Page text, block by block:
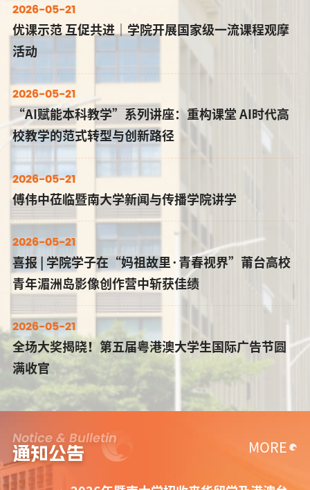
2026-05-21
优课示范 互促共进｜学院开展国家级一流课程观摩
活动
2026-05-21
“AI赋能本科教学”系列讲座：重构课堂 AI时代高
校教学的范式转型与创新路径
2026-05-21
傅伟中莅临暨南大学新闻与传播学院讲学
2026-05-21
喜报 | 学院学子在“妈祖故里·青春视界”莆台高校
青年湄洲岛影像创作营中斩获佳绩
2026-05-21
全场大奖揭晓！第五届粤港澳大学生国际广告节圆
满收官
Notice & Bulletin
通知公告 MORE